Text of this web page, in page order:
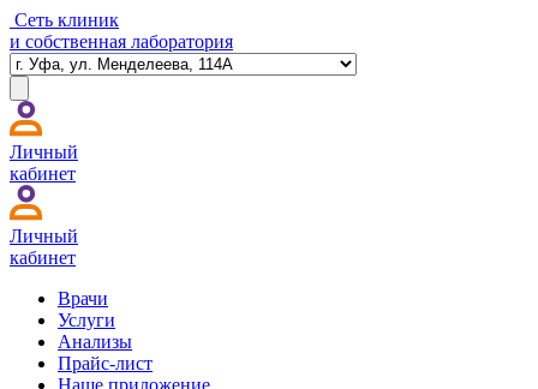
Сеть клиник
и собственная лаборатория
Личный
кабинет
Личный
кабинет
Врачи
Услуги
Анализы
Прайс-лист
Наше приложение